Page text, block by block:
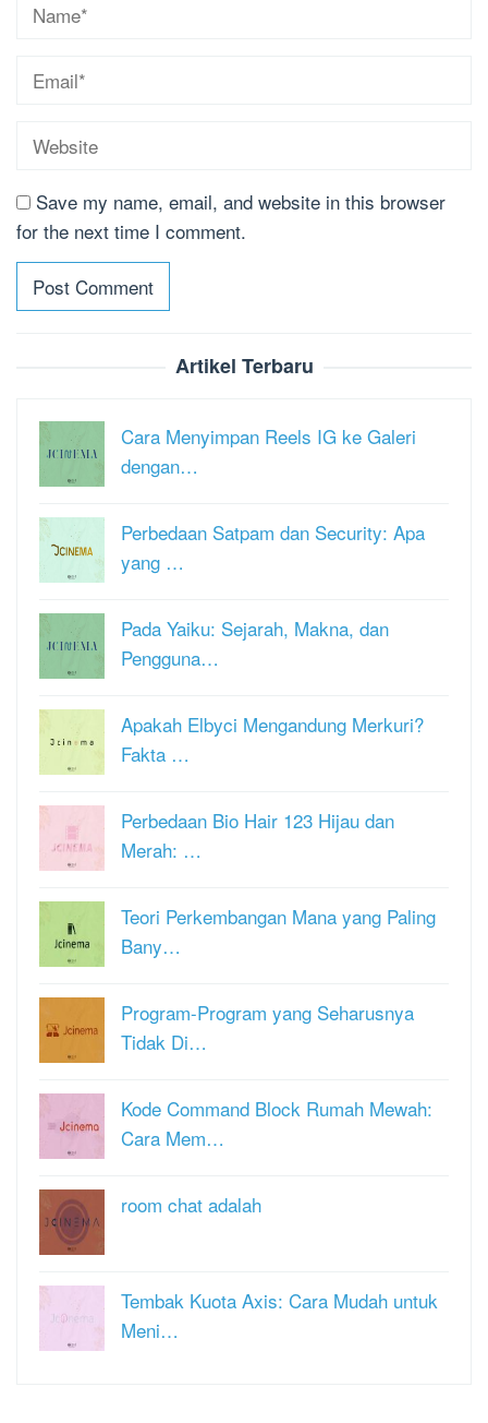
Save my name, email, and website in this browser
for the next time I comment.
Artikel Terbaru
Cara Menyimpan Reels IG ke Galeri
dengan…
Perbedaan Satpam dan Security: Apa
yang …
Pada Yaiku: Sejarah, Makna, dan
Pengguna…
Apakah Elbyci Mengandung Merkuri?
Fakta …
Perbedaan Bio Hair 123 Hijau dan
Merah: …
Teori Perkembangan Mana yang Paling
Bany…
Program-Program yang Seharusnya
Tidak Di…
Kode Command Block Rumah Mewah:
Cara Mem…
room chat adalah
Tembak Kuota Axis: Cara Mudah untuk
Meni…